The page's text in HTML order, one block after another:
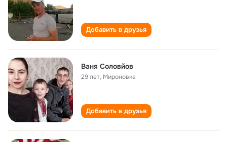
Добавить в друзья
Ваня Соловйов
29 лет, Мироновка
Добавить в друзья